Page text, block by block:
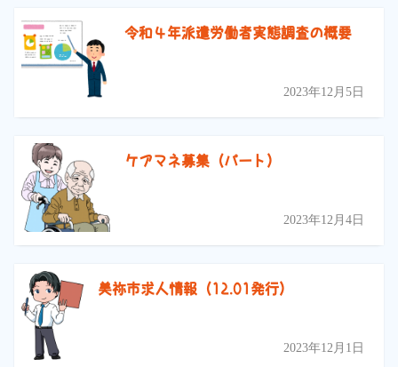
令和４年派遣労働者実態調査の概要
2023年12月5日
ケアマネ募集（パート）
2023年12月4日
美祢市求人情報（12.01発行）
2023年12月1日